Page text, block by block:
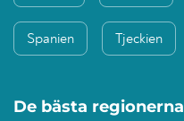
Spanien Tjeckien
De bästa regionerna